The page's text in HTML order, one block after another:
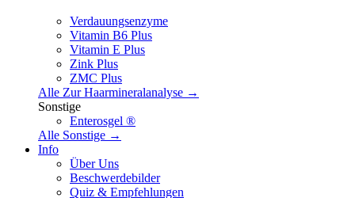
Verdauungsenzyme
Vitamin B6 Plus
Vitamin E Plus
Zink Plus
ZMC Plus
Alle Zur Haarmineralanalyse →
Sonstige
Enterosgel ®
Alle Sonstige →
Info
Über Uns
Beschwerdebilder
Quiz & Empfehlungen